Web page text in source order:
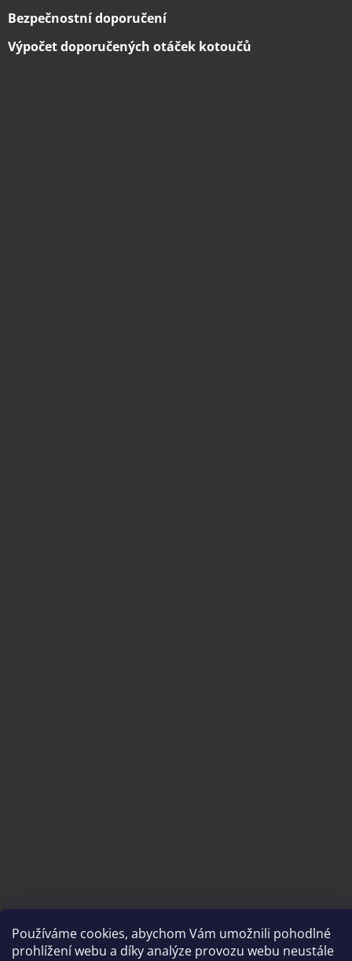
Používáme cookies, abychom Vám umožnili pohodlné
prohlížení webu a díky analýze provozu webu neustále
Bezpečnostní doporučení
Výpočet doporučených otáček kotoučů